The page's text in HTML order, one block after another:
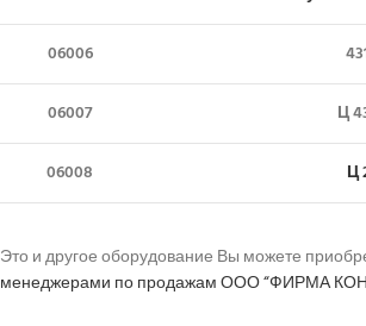
06006
06007 Ц
06008 Ц
Это и другое оборудование Вы можете
менеджерами по продажам ООО “ФИРМА